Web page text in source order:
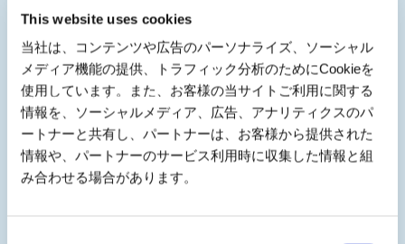
This website uses cookies
当社は、コンテンツや広告のパーソナライズ、ソーシャル
メディア機能の提供、トラフィック分析のためにCookieを
使用しています。また、お客様の当サイトご利用に関する
情報を、ソーシャルメディア、広告、アナリティクスのパ
ートナーと共有し、パートナーは、お客様から提供された
情報や、パートナーのサービス利用時に収集した情報と組
み合わせる場合があります。
這是一個能搭乘巴士體驗賽車跑道（全賽道）的特別導
覽行程。